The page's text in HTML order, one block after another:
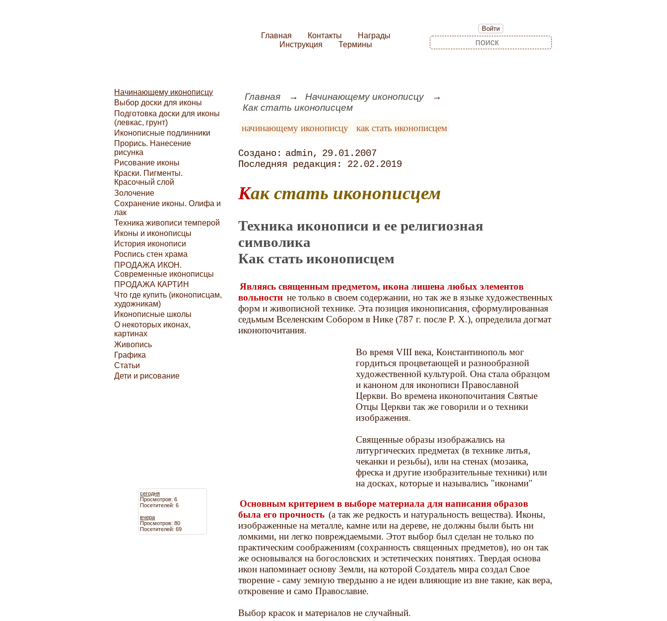
Главная Контакты
Награды
Инструкция
Термины
Войти
Начинающему иконописцу
Выбор доски для иконы
Подготовка доски для иконы
(левкас, грунт)
Иконописные подлинники
Прорись. Нанесение
рисунка
Рисование иконы
Краски. Пигменты.
Красочный слой
Золочение
Сохранение иконы. Олифа и
лак
Техника живописи темперой
Иконы и иконописцы
История иконописи
Роспись стен храма
ПРОДАЖА ИКОН.
Современные иконописцы
ПРОДАЖА КАРТИН
Что где купить (иконописцам,
художникам)
Иконописные школы
О некоторых иконах,
картинах
Живопись
Графика
Статьи
Дети и рисование
сегодня
Просмотров: 6
Посетителей: 6
вчера
Просмотров: 80
Посетителей: 69
Главная
Начинающему иконописцу
Как стать иконописцем
начинающему иконописцу
как стать иконописцем
admin
29.01.2007
22.02.2019
Как стать иконописцем
Техника иконописи и ее религиозная
символика
Как стать иконописцем
Являясь священным предметом, икона лишена любых элементов
вольности не только в своем содержании, но так же в языке художественных
форм и живописной технике. Эта позиция иконописания, сформулированная
седьмым Вселенским Собором в Нике (787 г. после Р. Х.), определила догмат
иконопочитания.
Во время VIII века, Константинополь мог
гордиться процветающей и разнообразной
художественной культурой. Она стала образцом
и каноном для иконописи Православной
Церкви. Во времена иконопочитания Святые
Отцы Церкви так же говорили и о техники
изображения.
Священные образы изображались на
литургических предметах (в технике литья,
чеканки и резьбы), или на стенах (мозаика,
фреска и другие изобразительные техники) или
на досках, которые и назывались "иконами"
Основным критерием в выборе материала для написания образов
была его прочность (а так же редкость и натуральность вещества). Иконы,
изображенные на металле, камне или на дереве, не должны были быть ни
ломкими, ни легко повреждаемыми. Этот выбор был сделан не только по
практическим соображениям (сохранность священных предметов), но он так
же основывался на богословских и эстетических понятиях. Твердая основа
икон напоминает основу Земли, на которой Создатель мира создал Свое
творение - саму земную твердыню а не идеи влияющие из вне такие, как вера,
откровение и само Православие.
Выбор красок и материалов не случайный.